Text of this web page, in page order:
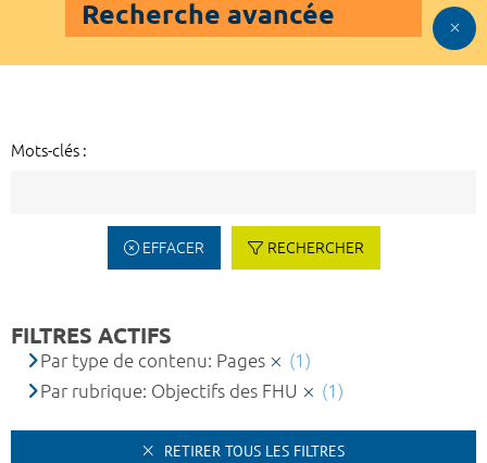
Recherche avancée
Mots-clés :
EFFACER RECHERCHER
FILTRES ACTIFS
Par type de contenu: Pages
(1)
Par rubrique: Objectifs des FHU
(1)
RETIRER TOUS LES FILTRES